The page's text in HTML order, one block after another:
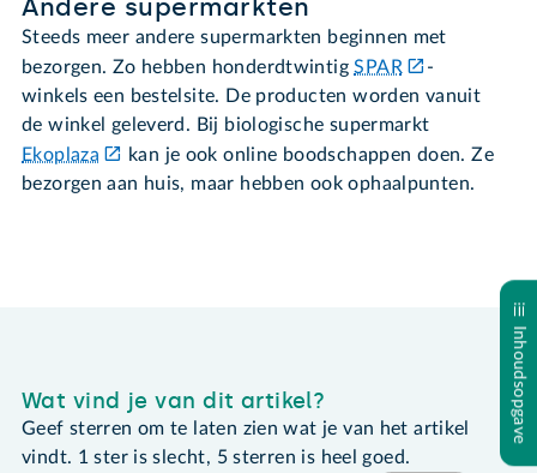
Andere supermarkten
Steeds meer andere supermarkten beginnen met
bezorgen. Zo hebben honderdtwintigSPAR
-
winkels een bestelsite. De producten worden vanuit
de winkel geleverd. Bij biologische supermarkt
Ekoplaza
kan je ook online boodschappen doen. Ze
bezorgen aan huis, maar hebben ook ophaalpunten.
Inhoudsopgave
Wat vind je van dit artikel?
Geef sterren om te laten zien wat je van het artikel
vindt. 1 ster is slecht, 5 sterren is heel goed.